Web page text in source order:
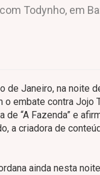
Todynho, em
de Janeiro, na noite
o embate contra Jojo
“A Fazenda” e
a criadora de
ainda nesta